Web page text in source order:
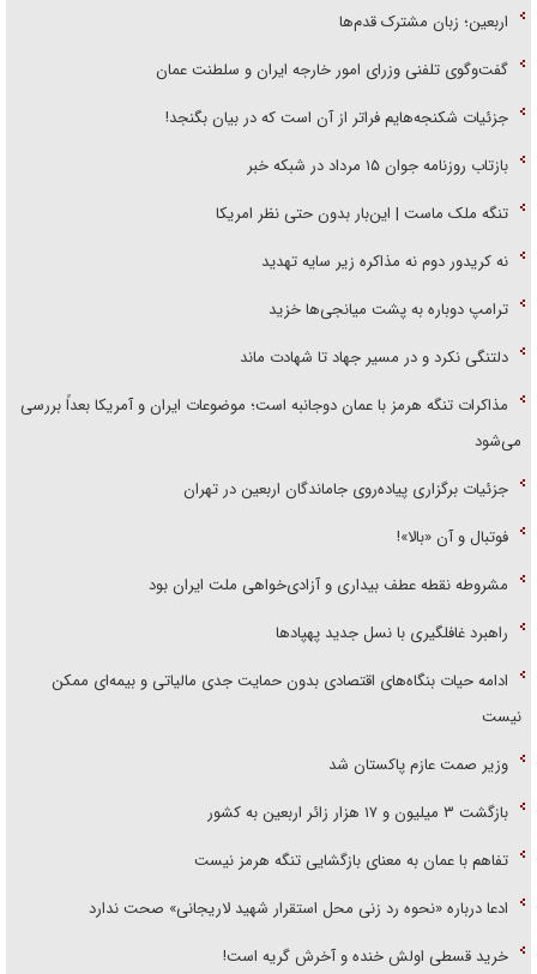
اربعین؛ زبان مشترک قدم‌ها
گفت‌وگوی تلفنی وزرای امور خارجه ایران و سلطنت عمان
جزئیات شکنجه‌هایم فراتر از آن است که در بیان بگنجد!
بازتاب روزنامه جوان ۱۵ مرداد در شبکه خبر
تنگه ملک ماست | این‌بار بدون حتی نظر امریکا
نه کریدور دوم نه مذاکره زیر سایه تهدید
ترامپ دوباره به پشت میانجی‌ها خزید
دلتنگی نکرد و در مسیر جهاد تا شهادت ماند
مذاکرات تنگه هرمز با عمان دوجانبه است؛ موضوعات ایران و آمریکا بعداً بررسی
می‌شود
جزئیات برگزاری پیاده‌روی جاماندگان اربعین در تهران
فوتبال و آن «بالا»!
مشروطه نقطه عطف بیداری و آزادی‌خواهی ملت ایران بود
راهبرد غافلگیری با نسل جدید پهپاد‌ها
ادامه حیات بنگاه‌های اقتصادی بدون حمایت جدی مالیاتی و بیمه‌ای ممکن
نیست
وزیر صمت عازم پاکستان شد
بازگشت ۳ میلیون و ۱۷ هزار زائر اربعین به کشور
تفاهم با عمان به معنای بازگشایی تنگه هرمز نیست
ادعا درباره «نحوه رد زنی محل استقرار شهید لاریجانی» صحت ندارد
خرید قسطی اولش خنده و آخرش گریه است!